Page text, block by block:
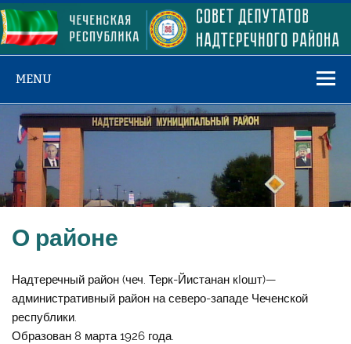
Skip
to
content
MENU
О районе
Надтеречный район (чеч. Терк-Йистанан кIошт)—
административный район на северо-западе Чеченской
республики.
Образован 8 марта 1926 года.